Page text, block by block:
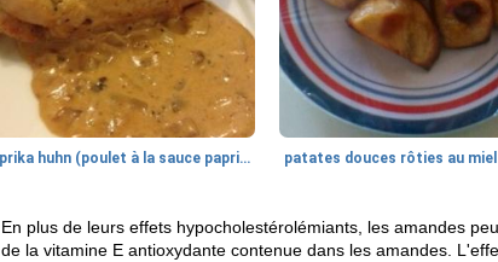
paprika huhn (poulet à la sauce paprika).
En plus de leurs effets hypocholestérolémiants, les amandes
de la vitamine E antioxydante contenue dans les amandes.